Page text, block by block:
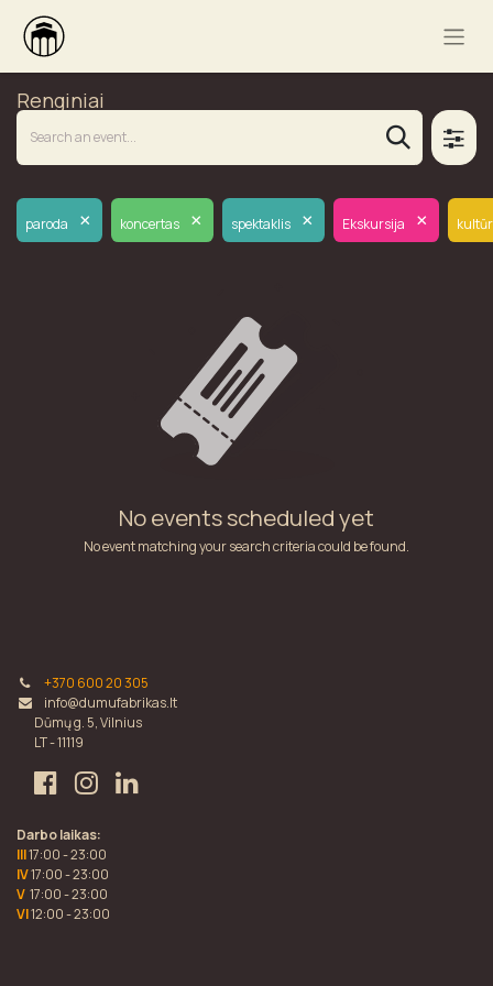
Renginiai
paroda × koncertas × spektaklis × Ekskursija ×
No events scheduled yet
No event matching your search criteria could be found.
+370 600 20 305
info@dumufabrikas.lt
Dūmų g. 5, Vilnius
LT - 11119
Darbo laikas:
III17:00 - 23:00
IV17:00 - 23:00
V 17:00 - 23:00
VI12:00 - 23:00